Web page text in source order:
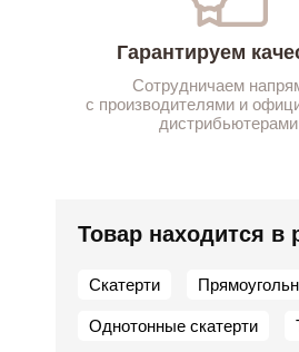
Гарантируем
Сотрудничаем
с производителями и
дистрибьютерами
Товар находится в
Скатерти
Однотонные скатерти